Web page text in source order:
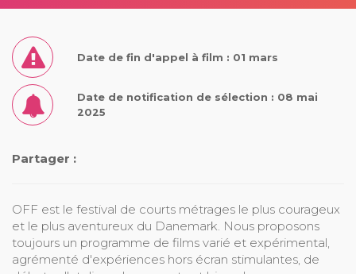
Date de fin d'appel à film : 01 mars
Date de notification de sélection : 08 mai
2025
Partager :
OFF est le festival de courts métrages le plus courageux
et le plus aventureux du Danemark. Nous proposons
toujours un programme de films varié et expérimental,
agrémenté d'expériences hors écran stimulantes, de